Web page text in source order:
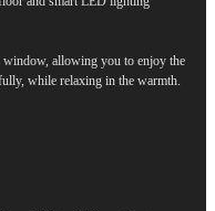
window, allowing you to enjoy the
while relaxing in the warmth.